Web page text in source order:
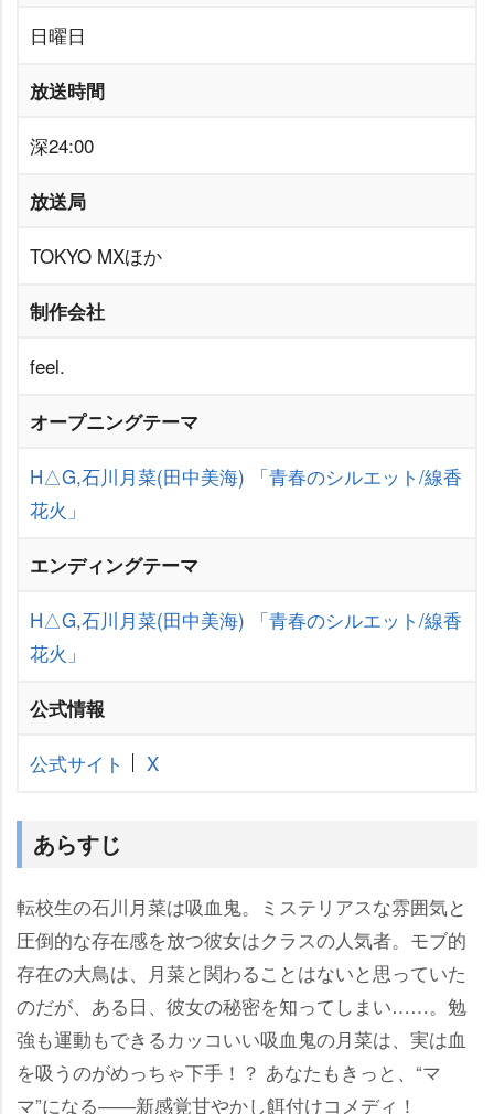
日曜日
放送時間
深24:00
放送局
TOKYO MXほか
制作会社
feel.
オープニングテーマ
H△G,石川月菜(田中美海) 「青春のシルエット/線香
花火」
エンディングテーマ
H△G,石川月菜(田中美海) 「青春のシルエット/線香
花火」
公式情報
公式サイト X
あらすじ
転校生の石川月菜は吸血鬼。ミステリアスな雰囲気と
圧倒的な存在感を放つ彼女はクラスの人気者。モブ的
存在の大鳥は、月菜と関わることはないと思っていた
のだが、ある日、彼女の秘密を知ってしまい……。勉
強も運動もできるカッコいい吸血鬼の月菜は、実は血
を吸うのがめっちゃ下手！？ あなたもきっと、“マ
マ”になる――新感覚甘やかし餌付けコメディ！